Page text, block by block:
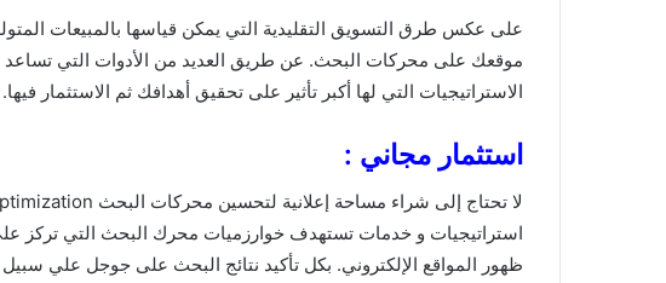
على عكس طرق التسويق التقليدية التي يمكن قياسها بالمبيعات
موقعك على محركات البحث. عن طريق العديد من الأدوات التي تساعد
الاستراتيجيات التي لها أكبر تأثير على تحقيق أهدافك ثم الاستثمار فيها.
استثمار مجاني :
استراتيجيات و خدمات تستهدف خوارزميات محرك البحث التي تركز
ظهور المواقع الإلكتروني. بكل تأكيد نتائج البحث على جوجل علي